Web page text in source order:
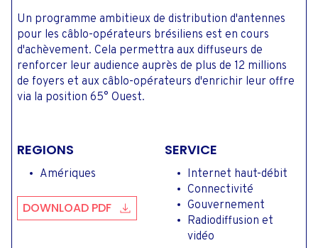
Un programme ambitieux de distribution d'antennes
pour les câblo-opérateurs brésiliens est en cours
d'achèvement. Cela permettra aux diffuseurs de
renforcer leur audience auprès de plus de 12 millions
de foyers et aux câblo-opérateurs d'enrichir leur offre
via la position 65° Ouest.
REGIONS
Amériques
DOWNLOAD PDF
SERVICE
Internet haut-débit
Connectivité
Gouvernement
Radiodiffusion et
vidéo